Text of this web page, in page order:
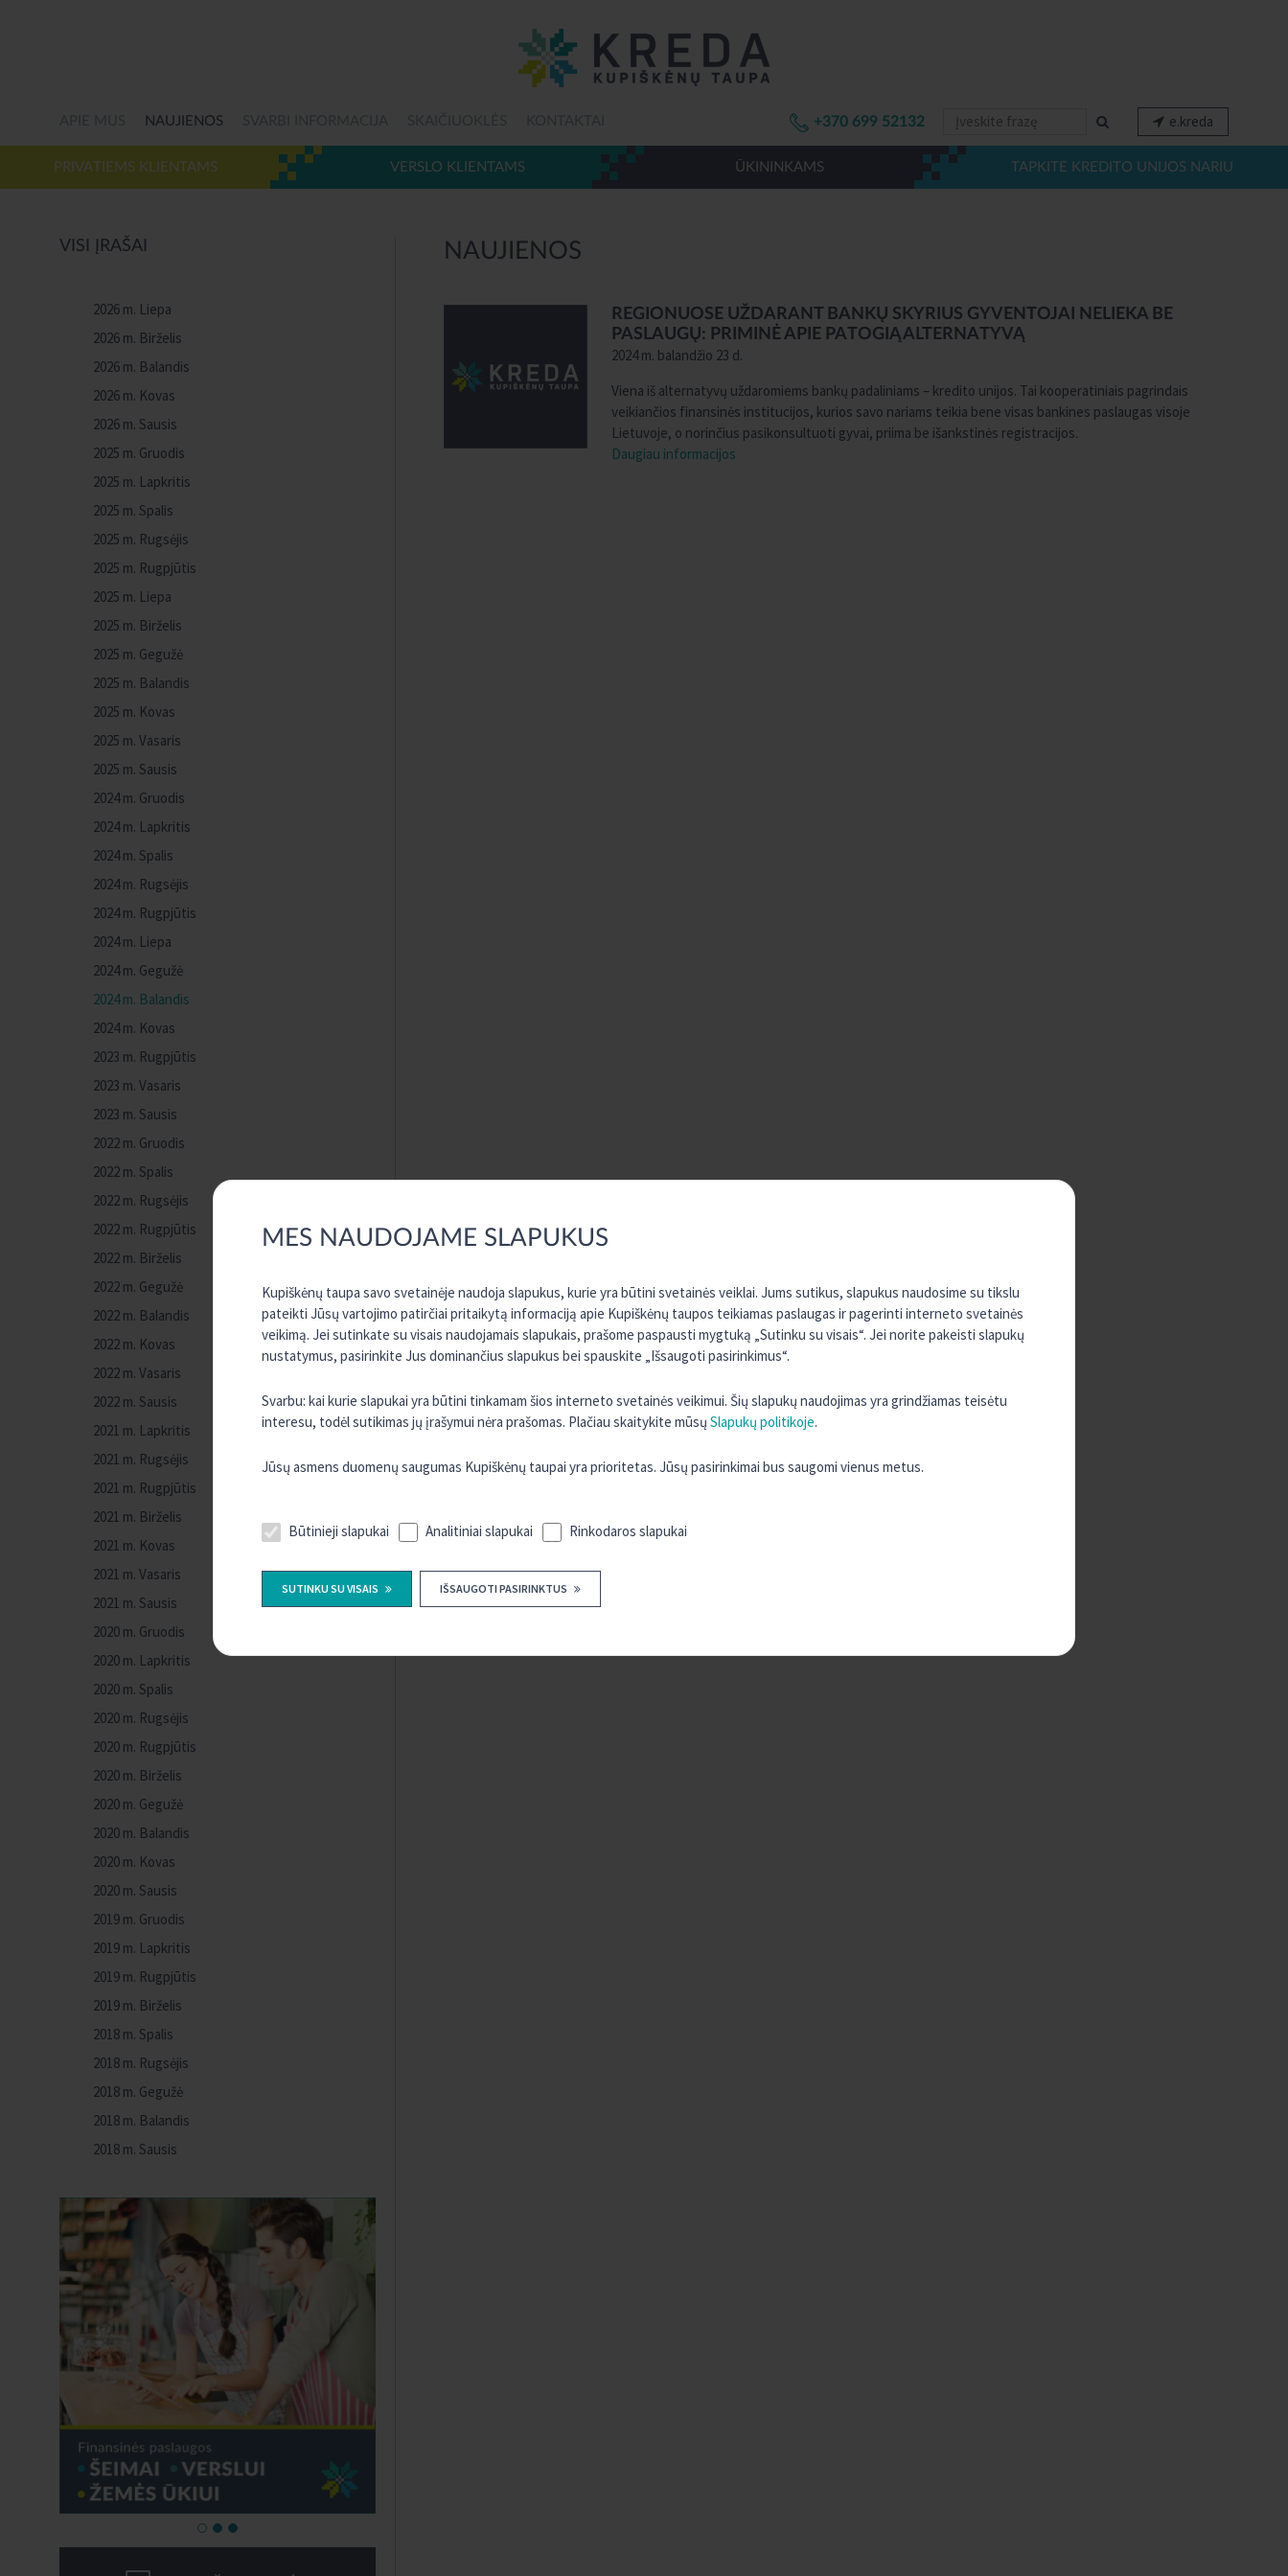
MES NAUDOJAME SLAPUKUS
Kupiškėnų taupa savo svetainėje naudoja slapukus, kurie yra būtini svetainės veiklai. Jums sutikus, slapukus naudosime su tikslu
pateikti Jūsų vartojimo patirčiai pritaikytą informaciją apie Kupiškėnų taupos teikiamas paslaugas ir pagerinti interneto svetainės
veikimą. Jei sutinkate su visais naudojamais slapukais, prašome paspausti mygtuką „Sutinku su visais“. Jei norite pakeisti slapukų
nustatymus, pasirinkite Jus dominančius slapukus bei spauskite „Išsaugoti pasirinkimus“.
Svarbu: kai kurie slapukai yra būtini tinkamam šios interneto svetainės veikimui. Šių slapukų naudojimas yra grindžiamas teisėtu
interesu, todėl sutikimas jų įrašymui nėra prašomas. Plačiau skaitykite mūsų Slapukų politikoje.
Jūsų asmens duomenų saugumas Kupiškėnų taupai yra prioritetas. Jūsų pasirinkimai bus saugomi vienus metus.
Būtinieji slapukai Analitiniai slapukai Rinkodaros slapukai
SUTINKU SU VISAIS IŠSAUGOTI PASIRINKTUS
NAUJIENOS +370 699 52132 e.kreda
PRIVATIEMS KLIENTAMS VERSLO KLIENTAMS ŪKININKAMS TAPKITE KREDITO UNIJOS NARIU
NAUJIENOS
REGIONUOSE UŽDARANT BANKŲ SKYRIUS GYVENTOJAI NELIEKA BE
PASLAUGŲ: PRIMINĖ APIE PATOGIĄ ALTERNATYVĄ
2024 m. balandžio 23 d.
Viena iš alternatyvų uždaromiems bankų padaliniams – kredito unijos. Tai kooperatiniais pagrindais
veikiančios finansinės institucijos, kurios savo nariams teikia bene visas bankines paslaugas visoje
Lietuvoje, o norinčius pasikonsultuoti gyvai, priima be išankstinės registracijos.
Daugiau informacijos
VISI ĮRAŠAI
2026 m. Liepa
2026 m. Birželis
2026 m. Balandis
2026 m. Kovas
2026 m. Sausis
2025 m. Gruodis
2025 m. Lapkritis
2025 m. Spalis
2025 m. Rugsėjis
2025 m. Rugpjūtis
2025 m. Liepa
2025 m. Birželis
2025 m. Gegužė
2025 m. Balandis
2025 m. Kovas
2025 m. Vasaris
2025 m. Sausis
2024 m. Gruodis
2024 m. Lapkritis
2024 m. Spalis
2024 m. Rugsėjis
2024 m. Rugpjūtis
2024 m. Liepa
2024 m. Gegužė
2024 m. Balandis
2024 m. Kovas
2023 m. Rugpjūtis
2023 m. Vasaris
2023 m. Sausis
2022 m. Gruodis
2022 m. Spalis
2022 m. Rugsėjis
2022 m. Rugpjūtis
2022 m. Birželis
2022 m. Gegužė
2022 m. Balandis
2022 m. Kovas
2022 m. Vasaris
2022 m. Sausis
2021 m. Lapkritis
2021 m. Rugsėjis
2021 m. Rugpjūtis
2021 m. Birželis
2021 m. Kovas
2021 m. Vasaris
2021 m. Sausis
2020 m. Gruodis
2020 m. Lapkritis
2020 m. Spalis
2020 m. Rugsėjis
2020 m. Rugpjūtis
2020 m. Birželis
2020 m. Gegužė
2020 m. Balandis
2020 m. Kovas
2020 m. Sausis
2019 m. Gruodis
2019 m. Lapkritis
2019 m. Rugpjūtis
2019 m. Birželis
2018 m. Spalis
2018 m. Rugsėjis
2018 m. Gegužė
2018 m. Balandis
2018 m. Sausis